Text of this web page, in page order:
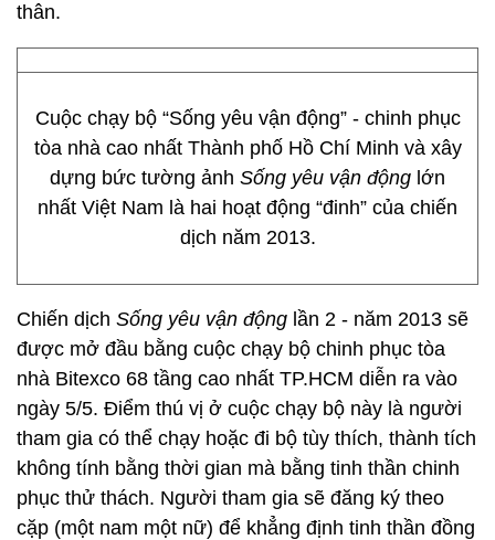
thân.
Cuộc chạy bộ “Sống yêu vận động” - chinh phục
tòa nhà cao nhất Thành phố Hồ Chí Minh và xây
dựng bức tường ảnh Sống yêu vận động lớn
nhất Việt Nam là hai hoạt động “đinh” của chiến
dịch năm 2013.
Chiến dịch Sống yêu vận động lần 2 - năm 2013 sẽ
được mở đầu bằng cuộc chạy bộ chinh phục tòa
nhà Bitexco 68 tầng cao nhất TP.HCM diễn ra vào
ngày 5/5. Điểm thú vị ở cuộc chạy bộ này là người
tham gia có thể chạy hoặc đi bộ tùy thích, thành tích
không tính bằng thời gian mà bằng tinh thần chinh
phục thử thách. Người tham gia sẽ đăng ký theo
cặp (một nam một nữ) để khẳng định tinh thần đồng